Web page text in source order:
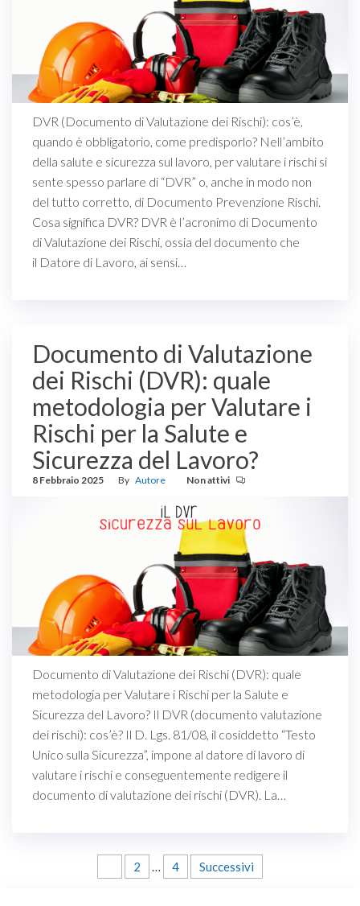
DVR (Documento di Valutazione dei Rischi): cos’è,
quando è obbligatorio, come predisporlo? Nell’ambito
della salute e sicurezza sul lavoro, per valutare i rischi si
sente spesso parlare di “DVR” o, anche in modo non
del tutto corretto, di Documento Prevenzione Rischi.
Cosa significa DVR? DVR è l’acronimo di Documento
di Valutazione dei Rischi, ossia del documento che
il Datore di Lavoro, ai sensi…
Documento di Valutazione
dei Rischi (DVR): quale
metodologia per Valutare i
Rischi per la Salute e
Sicurezza del Lavoro?
8 Febbraio 2025 By Autore Non attivi
Documento di Valutazione dei Rischi (DVR): quale
metodologia per Valutare i Rischi per la Salute e
Sicurezza del Lavoro? Il DVR (documento valutazione
dei rischi): cos’è? Il D. Lgs. 81/08, il cosiddetto “Testo
Unico sulla Sicurezza”, impone al datore di lavoro di
valutare i rischi e conseguentemente redigere il
documento di valutazione dei rischi (DVR). La…
Paginazione
2 … 4 Successivi